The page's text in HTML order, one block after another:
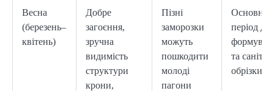
Весна
(березень–
квітень)
Добре
загоєння,
зручна
видимість
структури
крони,
Пізні
заморозки
можуть
пошкодити
молоді
пагони
Основний
період для
та
обрізки